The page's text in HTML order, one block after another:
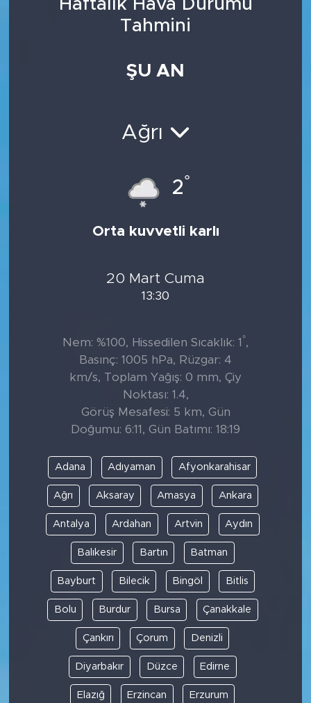
Haftalık Hava Durumu
Tahmini
ŞU AN
Ağrı
2°
Orta kuvvetli karlı
20 Mart Cuma
13:30
Nem: %100, Hissedilen Sıcaklık: 1 °,
Basınç: 1005 hPa, Rüzgar: 4
km/s, Toplam Yağış: 0 mm, Çiy
Noktası: 1.4,
Görüş Mesafesi: 5 km, Gün
Doğumu: 6:11, Gün Batımı: 18:19
Adana Adıyaman Afyonkarahisar
Ağrı Aksaray Amasya Ankara
Antalya Ardahan Artvin Aydın
Balıkesir Bartın Batman
Bayburt Bilecik Bingöl Bitlis
Bolu Burdur Bursa Çanakkale
Çankırı Çorum Denizli
Diyarbakır Düzce Edirne
Elazığ Erzincan Erzurum